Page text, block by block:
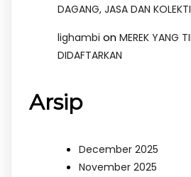
DAGANG, JASA DAN
lighambi on MEREK YANG
DIDAFTARKAN
Arsip
December 2025
November 2025